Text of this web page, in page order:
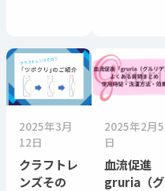
2025年3月
12日
クラフトレ
ンズその
2025年2月5
日
血流促進
gruria（グ